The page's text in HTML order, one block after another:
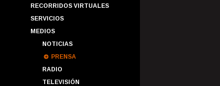
RECORRIDOS VIRTUALES
SERVICIOS
MEDIOS
NOTICIAS
PRENSA
RADIO
TELEVISIÓN